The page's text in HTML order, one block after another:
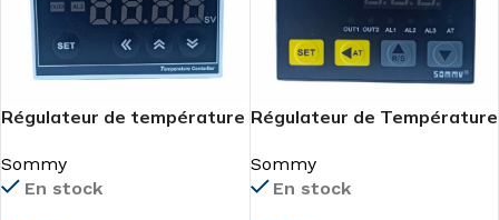
Régulateur de température
Sommy
En stock
Régulateur de Température
Sommy
En stock